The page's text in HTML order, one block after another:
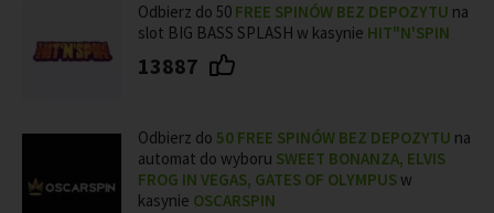
Odbierz do 50 FREE SPINÓW BEZ DEPOZYTU na
slot BIG BASS SPLASH w kasynie HIT"N'SPIN
13887
Odbierz do 50 FREE SPINÓW BEZ DEPOZYTU na
automat do wyboru SWEET BONANZA, ELVIS
FROG IN VEGAS, GATES OF OLYMPUS w
kasynie OSCARSPIN